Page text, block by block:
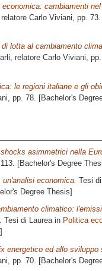
cambiamenti
Carlo Viviani , pp.
lotta al cambiamento
relatore Carlo Viviani,
le regioni italiane e gli
, pp. 78. [Bachelor's
asimmetrici nella
113. [Bachelor's Degree
economica. Tesi
Degree Thesis]
climatico:
Tesi di Laurea in Politica
energetico ed allo sviluppo
, pp. 70. [Bachelor's